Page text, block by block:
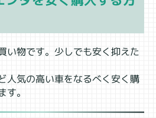
い物です。少しでも安く抑えた
人気の高い車をなるべく安く購
。